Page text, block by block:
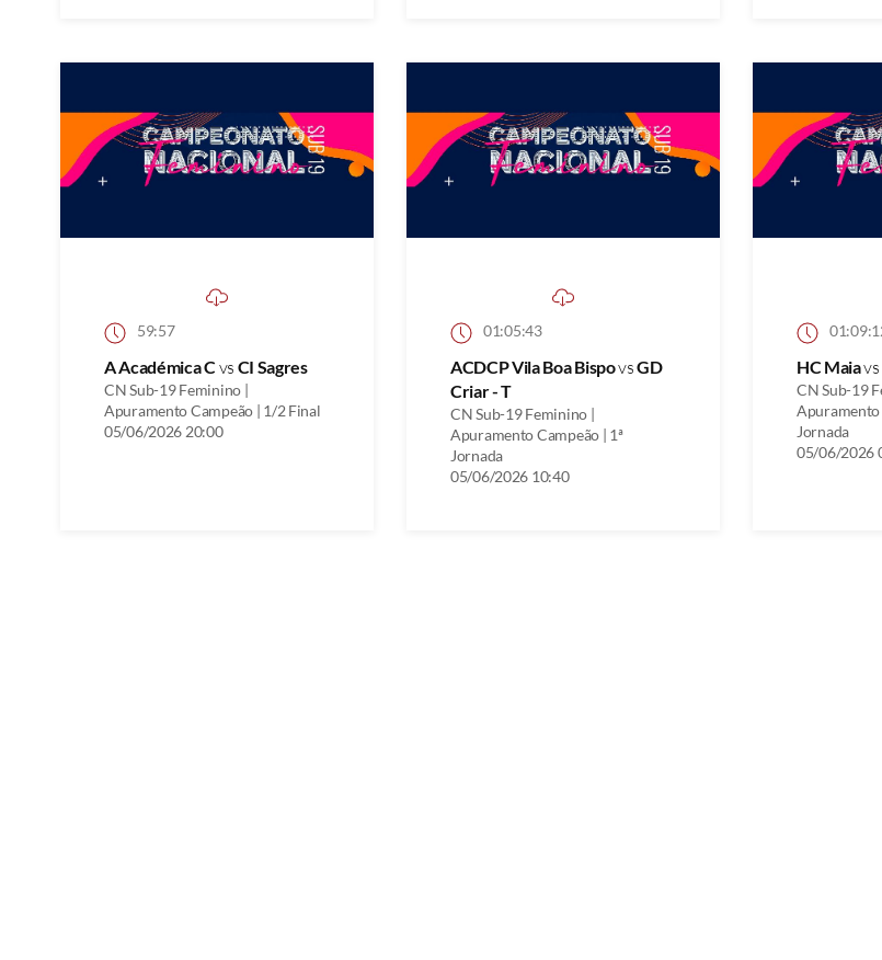
59:57
A Académica Cvs CI Sagres
CN Sub-19 Feminino |
Apuramento Campeão | 1/2 Final
05/06/2026 20:00
01:05:43
ACDCP Vila Boa BispovsGD
Criar - T
CN Sub-19 Feminino |
Apuramento Campeão | 1ª
Jornada
05/06/2026 10:40
HC Maiavs
CN Sub-19
Apuramento
Jornada
05/06/2026